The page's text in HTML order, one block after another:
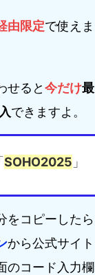
由限定で使えま
せると今だけ最
できますよ。
SOHO2025 」
をコピーしたら
から公式サイト
のコード入力欄